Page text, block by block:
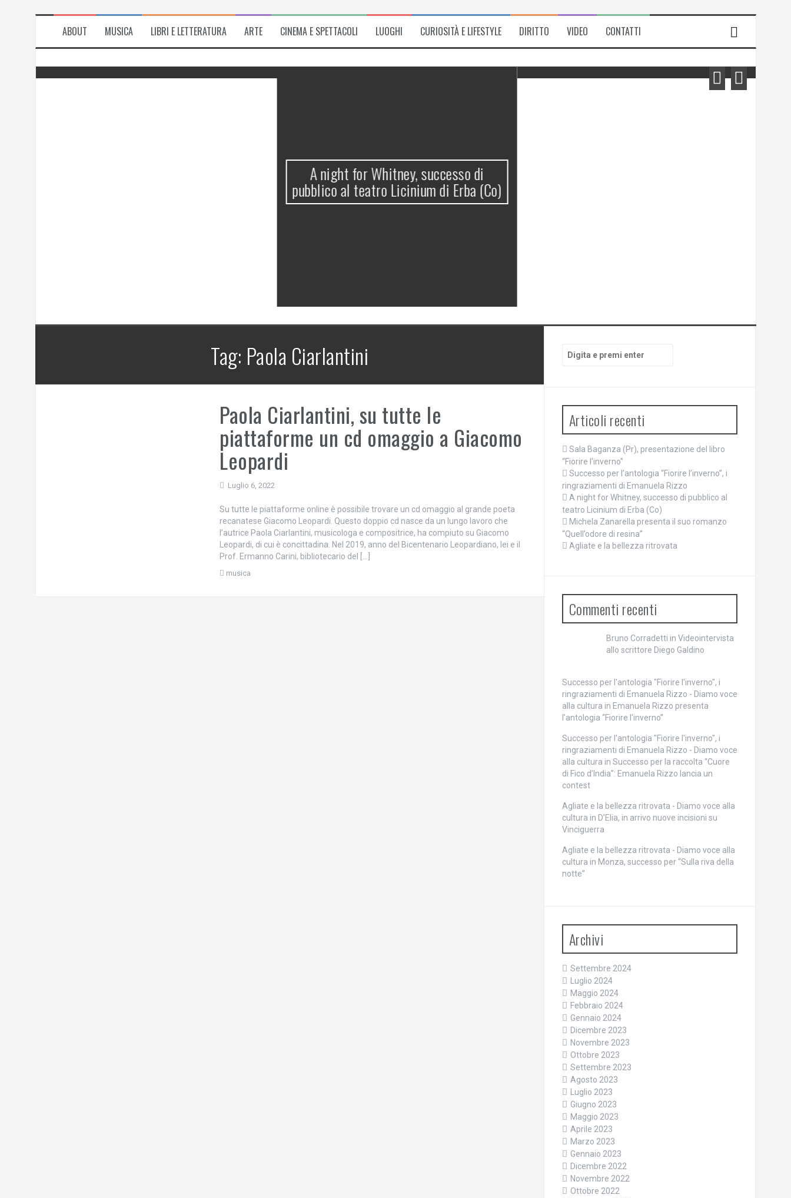
ABOUT MUSICA LIBRI E LETTERATURA ARTE CINEMA E SPETTACOLI LUOGHI CURIOSITÀ E LIFESTYLE DIRITTO VIDEO CONTATTI
A night for Whitney, successo di
pubblico al teatro Licinium di Erba (Co)
Michela Zanarella presenta il suo
Tag: Paola Ciarlantini
Paola Ciarlantini, su tutte le
piattaforme un cd omaggio a Giacomo
Leopardi
Luglio 6, 2022
Su tutte le piattaforme online è possibile trovare un cd omaggio al grande poeta
recanatese Giacomo Leopardi. Questo doppio cd nasce da un lungo lavoro che
l’autrice Paola Ciarlantini, musicologa e compositrice, ha compiuto su Giacomo
Leopardi, di cui è concittadina. Nel 2019, anno del Bicentenario Leopardiano, lei e il
Prof. Ermanno Carini, bibliotecario del […]
musica
Articoli recenti
Sala Baganza (Pr), presentazione del libro
“Fiorire l’inverno”
Successo per l’antologia “Fiorire l’inverno”, i
ringraziamenti di Emanuela Rizzo
A night for Whitney, successo di pubblico al
teatro Licinium di Erba (Co)
Michela Zanarella presenta il suo romanzo
“Quell’odore di resina”
Agliate e la bellezza ritrovata
Commenti recenti
Bruno Corradetti in Videointervista
allo scrittore Diego Galdino
Successo per l'antologia "Fiorire l'inverno", i
ringraziamenti di Emanuela Rizzo - Diamo voce
alla cultura in Emanuela Rizzo presenta
l’antologia “Fiorire l’inverno”
Successo per l'antologia "Fiorire l'inverno", i
ringraziamenti di Emanuela Rizzo - Diamo voce
alla cultura in Successo per la raccolta “Cuore
di Fico d’India”: Emanuela Rizzo lancia un
contest
Agliate e la bellezza ritrovata - Diamo voce alla
cultura in D’Elia, in arrivo nuove incisioni su
Vinciguerra
Agliate e la bellezza ritrovata - Diamo voce alla
cultura in Monza, successo per “Sulla riva della
notte”
Archivi
Settembre 2024
Luglio 2024
Maggio 2024
Febbraio 2024
Gennaio 2024
Dicembre 2023
Novembre 2023
Ottobre 2023
Settembre 2023
Agosto 2023
Luglio 2023
Giugno 2023
Maggio 2023
Aprile 2023
Marzo 2023
Gennaio 2023
Dicembre 2022
Novembre 2022
Ottobre 2022